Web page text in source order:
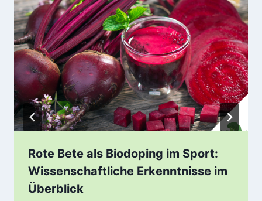
Rote Bete als Biodoping im Sport:
Wissenschaftliche Erkenntnisse im
Überblick